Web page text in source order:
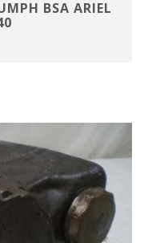
BSA ARIEL